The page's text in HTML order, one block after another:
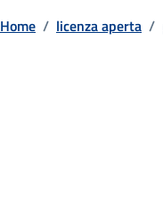
Home / licenza aperta /